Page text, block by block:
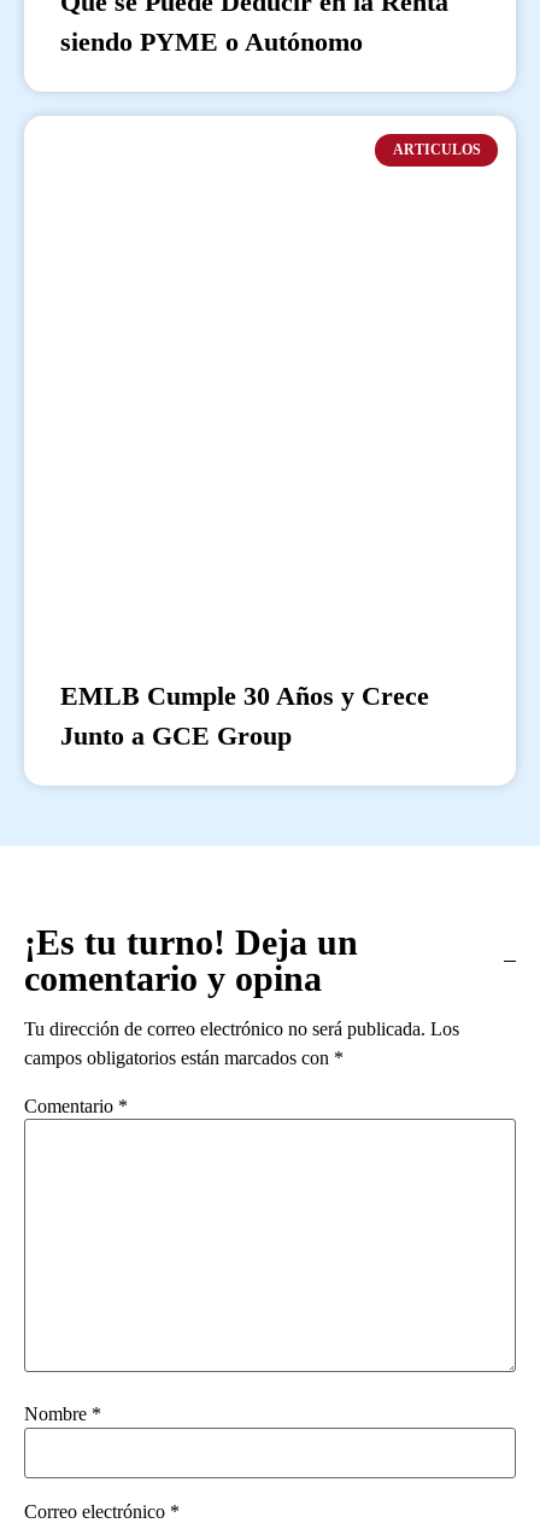
siendo PYME o Autónomo
ARTICULOS
EMLB Cumple 30 Años y Crece
Junto a GCE Group
¡Es tu turno! Deja un
comentario y opina
Tu dirección de correo electrónico no será publicada. Los
campos obligatorios están marcados con *
Comentario *
Nombre *
Correo electrónico *